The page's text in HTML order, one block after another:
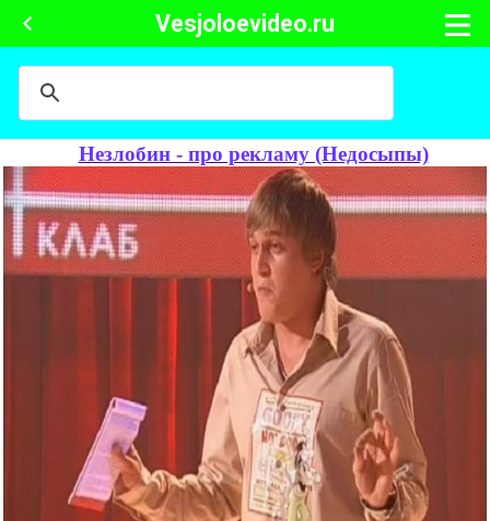
Vesjoloevideo.ru
Незлобин - про рекламу (Недосыпы)